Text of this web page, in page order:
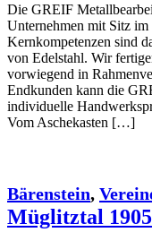
Die GREIF
Unternehmen mit Sitz
Kernkompetenzen sind
von Edelstahl. Wir
vorwiegend in
Endkunden kann die
individuelle
Vom Aschekasten […]
Bärenstein,
Müglitztal